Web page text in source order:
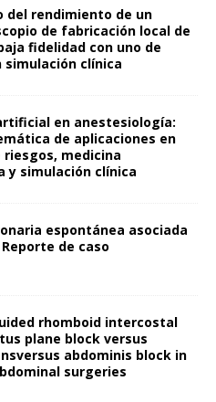
del rendimiento de un
de fabricación local de
fidelidad con uno de
simulación clínica
en anestesiología:
de aplicaciones en
riesgos, medicina
y simulación clínica
espontánea asociada
de caso
rhomboid intercostal
plane block versus
abdominis block in
surgeries